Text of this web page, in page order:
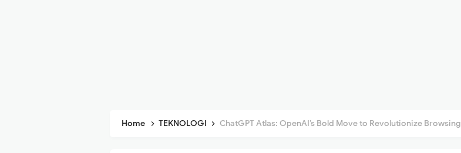
Home TEKNOLOGI ChatGPT Atlas: OpenAI’s Bold Move to Revolutionize Browsing and Challenge Google!